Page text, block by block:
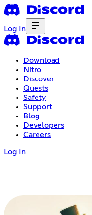
Log In
Download
Nitro
Discover
Quests
Safety
Support
Blog
Developers
Careers
Log In